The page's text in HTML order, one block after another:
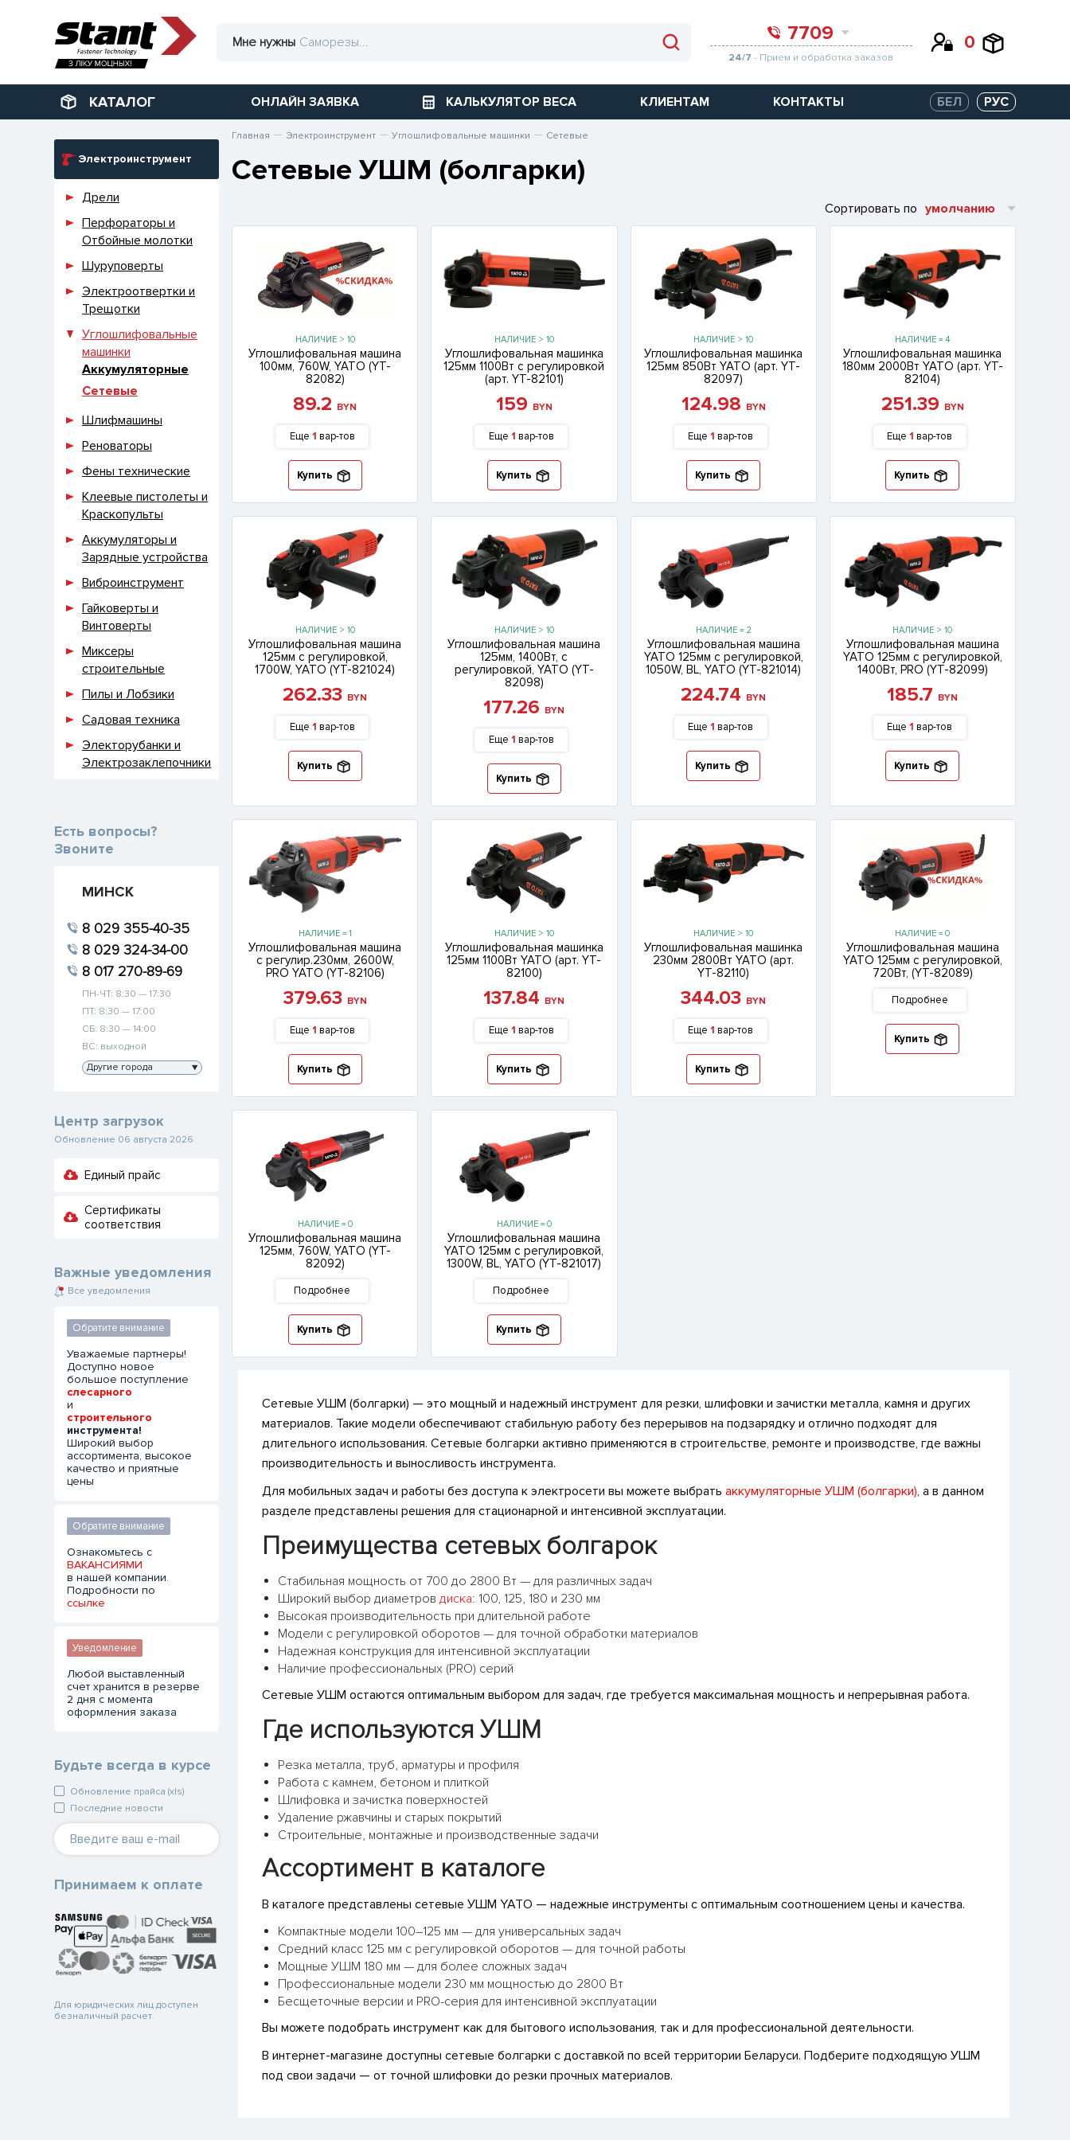
Мне нужны 7709
24/7 - Прием и обработка заказов
0
КАТАЛОГ ОНЛАЙН ЗАЯВКА КАЛЬКУЛЯТОР ВЕСА КЛИЕНТАМ КОНТАКТЫ БЕЛ РУС
Электроинструмент
Дрели
Перфораторы и
Отбойные молотки
Шуруповерты
Электроотвертки и
Трещотки
Углошлифовальные
машинки
Аккумуляторные
Сетевые
Шлифмашины
Реноваторы
Фены технические
Клеевые пистолеты и
Краскопульты
Аккумуляторы и
Зарядные устройства
Виброинструмент
Гайковерты и
Винтоверты
Миксеры
строительные
Пилы и Лобзики
Садовая техника
Электорубанки и
Электрозаклепочники
Есть вопросы?
Звоните
МИНСК
8 029 355-40-35
8 029 324-34-00
8 017 270-89-69
ПН-ЧТ: 8:30 — 17:30
ПТ: 8:30 — 17:00
СБ: 8:30 — 14:00
ВС: выходной
Другие города
▼
Центр загрузок
Обновление 06 августа 2026
Единый прайс
Сертификаты
соответствия
Важные уведомления
Все уведомления
Обратите внимание
Уважаемые партнеры!
Доступно новое
большое поступление
слесарного
и
строительного
инструмента!
Широкий выбор
ассортимента, высокое
качество и приятные
цены
Обратите внимание
Ознакомьтесь с
ВАКАНСИЯМИ
в нашей компании.
Подробности по
ссылке
Уведомление
Любой выставленный
счет хранится в резерве
2 дня с момента
оформления заказа
Будьте всегда в курсе
Обновление прайса (xls)
Последние новости
Принимаем к оплате
Для юридических лиц доступен
безналичный расчет
Главная Электроинструмент Углошлифовальные машинки Сетевые
Сетевые УШМ (болгарки)
Сортировать по умолчанию
НАЛИЧИЕ > 10
Углошлифовальная машина
100мм, 760W, YATO (YT-
82082)
89.2 BYN
Еще 1 вар-тов
Купить
НАЛИЧИЕ > 10
Углошлифовальная машинка
125мм 1100Вт с регулировкой
(арт. YT-82101)
159 BYN
Еще 1 вар-тов
Купить
НАЛИЧИЕ > 10
Углошлифовальная машинка
125мм 850Вт YATO (арт. YT-
82097)
124.98 BYN
Еще 1 вар-тов
Купить
НАЛИЧИЕ = 4
Углошлифовальная машинка
180мм 2000Вт YATO (арт. YT-
82104)
251.39 BYN
Еще 1 вар-тов
Купить
НАЛИЧИЕ > 10
Углошлифовальная машина
125мм с регулировкой,
1700W, YATO (YT-821024)
262.33 BYN
Еще 1 вар-тов
Купить
НАЛИЧИЕ > 10
Углошлифовальная машина
125мм, 1400Вт, с
регулировкой, YATO (YT-
82098)
177.26 BYN
Еще 1 вар-тов
Купить
НАЛИЧИЕ = 2
Углошлифовальная машина
YATO 125мм с регулировкой,
1050W, BL, YATO (YT-821014)
224.74 BYN
Еще 1 вар-тов
Купить
НАЛИЧИЕ > 10
Углошлифовальная машина
YATO 125мм с регулировкой,
1400Вт, PRO (YT-82099)
185.7 BYN
Еще 1 вар-тов
Купить
НАЛИЧИЕ = 1
Углошлифовальная машина
с регулир.230мм, 2600W,
PRO YATO (YT-82106)
379.63 BYN
Еще 1 вар-тов
Купить
НАЛИЧИЕ > 10
Углошлифовальная машинка
125мм 1100Вт YATO (арт. YT-
82100)
137.84 BYN
Еще 1 вар-тов
Купить
НАЛИЧИЕ > 10
Углошлифовальная машинка
230мм 2800Вт YATO (арт.
YT-82110)
344.03 BYN
Еще 1 вар-тов
Купить
НАЛИЧИЕ = 0
Углошлифовальная машина
YATO 125мм с регулировкой,
720Вт, (YT-82089)
Подробнее
Купить
НАЛИЧИЕ = 0
Углошлифовальная машина
125мм, 760W, YATO (YT-
82092)
Подробнее
Купить
НАЛИЧИЕ = 0
Углошлифовальная машина
YATO 125мм с регулировкой,
1300W, BL, YATO (YT-821017)
Подробнее
Купить
Сетевые УШМ (болгарки) — это мощный и надежный инструмент для резки, шлифовки и зачистки металла, камня и других
материалов. Такие модели обеспечивают стабильную работу без перерывов на подзарядку и отлично подходят для
длительного использования. Сетевые болгарки активно применяются в строительстве, ремонте и производстве, где важны
производительность и выносливость инструмента.
Для мобильных задач и работы без доступа к электросети вы можете выбрать аккумуляторные УШМ (болгарки), а в данном
разделе представлены решения для стационарной и интенсивной эксплуатации.
Преимущества сетевых болгарок
Стабильная мощность от 700 до 2800 Вт — для различных задач
Широкий выбор диаметров диска: 100, 125, 180 и 230 мм
Высокая производительность при длительной работе
Модели с регулировкой оборотов — для точной обработки материалов
Надежная конструкция для интенсивной эксплуатации
Наличие профессиональных (PRO) серий
Сетевые УШМ остаются оптимальным выбором для задач, где требуется максимальная мощность и непрерывная работа.
Где используются УШМ
Резка металла, труб, арматуры и профиля
Работа с камнем, бетоном и плиткой
Шлифовка и зачистка поверхностей
Удаление ржавчины и старых покрытий
Строительные, монтажные и производственные задачи
Ассортимент в каталоге
В каталоге представлены сетевые УШМ YATO — надежные инструменты с оптимальным соотношением цены и качества.
Компактные модели 100–125 мм — для универсальных задач
Средний класс 125 мм с регулировкой оборотов — для точной работы
Мощные УШМ 180 мм — для более сложных задач
Профессиональные модели 230 мм мощностью до 2800 Вт
Бесщеточные версии и PRO-серия для интенсивной эксплуатации
Вы можете подобрать инструмент как для бытового использования, так и для профессиональной деятельности.
В интернет-магазине доступны сетевые болгарки с доставкой по всей территории Беларуси. Подберите подходящую УШМ
под свои задачи — от точной шлифовки до резки прочных материалов.